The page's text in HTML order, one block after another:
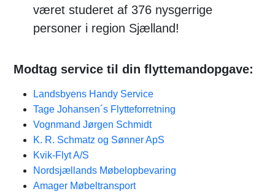
været studeret af 376 nysgerrige
personer i region Sjælland!
Modtag service til din flyttemandopgave:
Landsbyens Handy Service
Tage Johansen´s Flytteforretning
Vognmand Jørgen Schmidt
K. R. Schmatz og Sønner ApS
Kvik-Flyt A/S
Nordsjællands Møbelopbevaring
Amager Møbeltransport